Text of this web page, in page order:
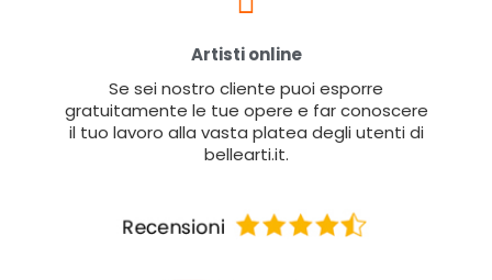
Artisti online
Se sei nostro cliente puoi esporre
gratuitamente le tue opere e far conoscere
il tuo lavoro alla vasta platea degli utenti di
bellearti.it.